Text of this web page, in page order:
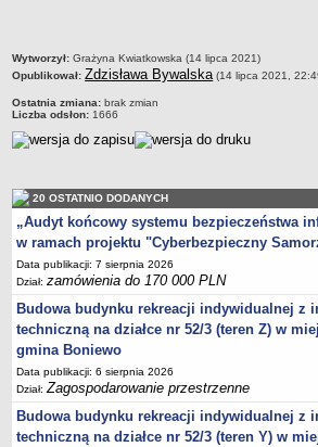
WYBORY PREZYDENTA RZECZYPOSPOLITEJ
WYBORY DO PARLAMENTU EUROPEJSKIEGO 2024
WYBORY SAMORZĄDOWE 2024
WYBORY DO SEJMU I SENATU - 15 PAŹDZIERNIKA
Wybory uzupełniające do Senatu w dniu 21
WYBORY PREZYDENTA RZECZYPOSPOLITEJ
WYBORY DO SEJMU I SENATU RZECZPOSPOLITEJ
2019 ROK
WYBORY SAMORZĄDOWE 2018
WYBORY DO PARLAMENTU EUROPEJSKIEGO 2019
REFERENDUM 2015
WYBORY PARLAMENTARNE 2015
WYBORY PREZYDENTA RZECZPOSPOLITEJ
Wybory uzupełniające do Rady Gminy
metryczka
Wytworzył: Grażyna Kwiatkowska (14 lipca 2021)
Opublikował: Zdzisława Bywalska(14 lipca 2021,
Ostatnia zmiana: brak zmian
Liczba odsłon: 1666
20 OSTATNIO DODANYCH
„Audyt końcowy systemu bezpieczeństwa
w ramach projektu "Cyberbezpieczny
Data publikacji: 7 sierpnia 2026
Dział:zamówienia do 170 000 PLN
Budowa budynku rekreacji indywidualnej z
techniczną na działce nr 52/3 (teren Z) w
gmina Boniewo
Data publikacji: 6 sierpnia 2026
Dział:Zagospodarowanie przestrzenne
Budowa budynku rekreacji indywidualnej z
techniczną na działce nr 52/3 (teren Y) w